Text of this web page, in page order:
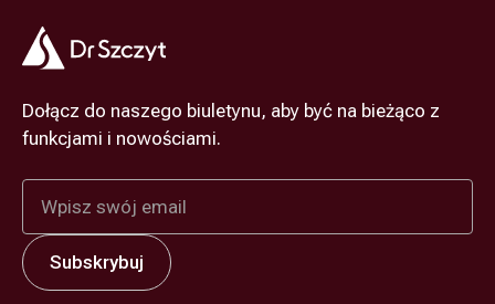
Dołącz do naszego biuletynu, aby być na bieżąco z
funkcjami i nowościami.